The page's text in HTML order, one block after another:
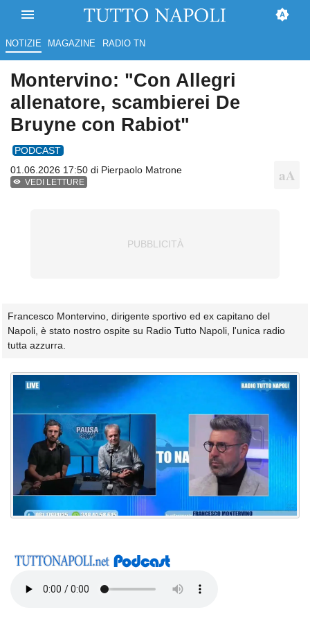
NOTIZIE MAGAZINE RADIO TN
Montervino: "Con Allegri
allenatore, scambierei De
Bruyne con Rabiot"
PODCAST
01.06.2026 17:50 di Pierpaolo Matrone
VEDI LETTURE
Francesco Montervino, dirigente sportivo ed ex capitano del
Napoli, è stato nostro ospite su Radio Tutto Napoli, l'unica radio
tutta azzurra.